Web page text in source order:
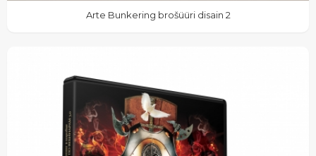
Arte Bunkering brošüüri disain 2